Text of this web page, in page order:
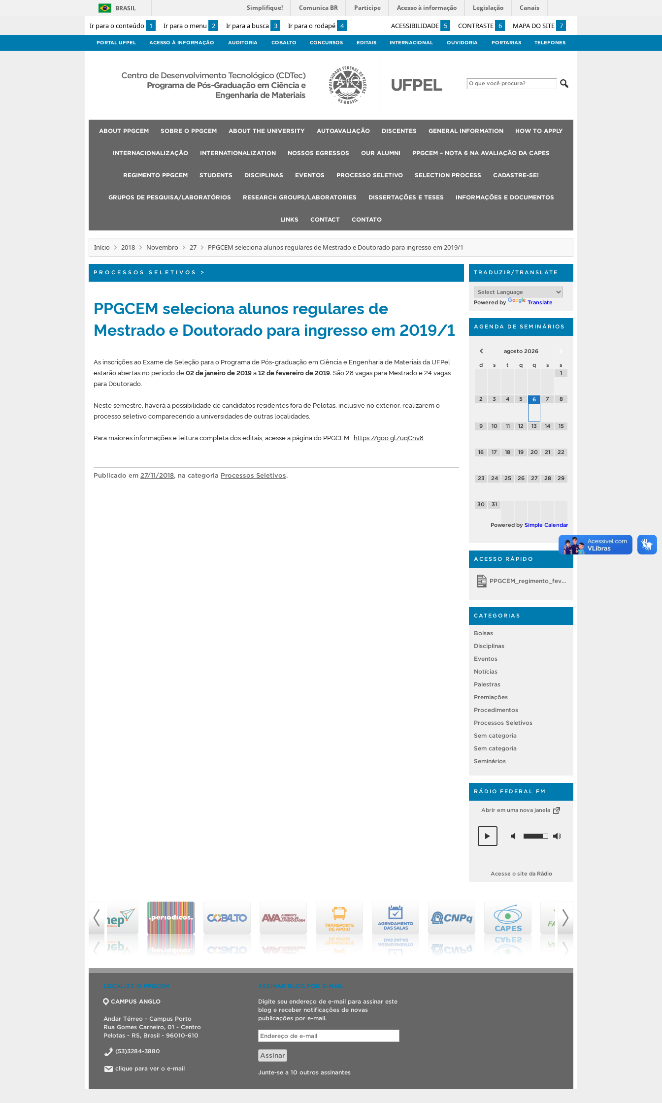
Ir para o conteúdo 1 Ir para o menu 2 Ir para a busca 3 Ir para o rodapé 4 ACESSIBILIDADE 5 CONTRASTE 6 MAPA DO SITE 7
BRASIL Simplifique! Comunica BR Participe Acesso à informação Legislação Canais
PORTAL UFPEL ACESSO À INFORMAÇÃO AUDITORIA COBALTO CONCURSOS EDITAIS INTERNACIONAL OUVIDORIA PORTARIAS TELEFONES
Centro de Desenvolvimento Tecnológico (CDTec)
Programa de Pós-Graduação em Ciência e
Engenharia de Materiais
ABOUT PPGCEM SOBRE O PPGCEM ABOUT THE UNIVERSITY AUTOAVALIAÇÃO DISCENTES GENERAL INFORMATION HOW TO APPLY
INTERNACIONALIZAÇÃO INTERNATIONALIZATION NOSSOS EGRESSOS OUR ALUMNI PPGCEM – NOTA 6 NA AVALIAÇÃO DA CAPES
REGIMENTO PPGCEM STUDENTS DISCIPLINAS EVENTOS PROCESSO SELETIVO SELECTION PROCESS CADASTRE-SE!
GRUPOS DE PESQUISA/LABORATÓRIOS RESEARCH GROUPS/LABORATORIES DISSERTAÇÕES E TESES INFORMAÇÕES E DOCUMENTOS
LINKS CONTACT CONTATO
Início 2018 Novembro 27 PPGCEM seleciona alunos regulares de Mestrado e Doutorado para ingresso em 2019/1
PROCESSOS SELETIVOS >
PPGCEM seleciona alunos regulares de
Mestrado e Doutorado para ingresso em 2019/1
As inscrições ao Exame de Seleção para o Programa de Pós-graduação em Ciência e Engenharia de Materiais da UFPel
estarão abertas no período de02 de janeiro de 2019a12 de fevereiro de 2019. São 28 vagas para Mestrado e 24 vagas
para Doutorado.
Neste semestre, haverá a possibilidade de candidatos residentes fora de Pelotas, inclusive no exterior, realizarem o
processo seletivo comparecendo a universidades de outras localidades.
Para maiores informações e leitura completa dos editais, acesse a página do PPGCEM: https://goo.gl/uqCnv8
Publicado em 27/11/2018, na categoria Processos Seletivos.
TRADUZIR/TRANSLATE
Powered by Translate
AGENDA DE SEMINÁRIOS
agosto 2026
d s t q q s
s
1
2 3 4 5 6 7 8
9 10 11 12 13 14 15
16 17 18 19 20 21 22
23 24 25 26 27 28 29
30 31
Powered by Simple Calendar
ACESSO RÁPIDO
PPGCEM_regimento_fevereiro 2018
CATEGORIAS
Bolsas
Disciplinas
Eventos
Notícias
Palestras
Premiações
Procedimentos
Processos Seletivos
Sem categoria
Sem categoria
Seminários
RÁDIO FEDERAL FM
Abrir em uma nova janela
Acesse o site da Rádio
LOCALIZE O PPGCEM
CAMPUS ANGLO
Andar Térreo - Campus Porto
Rua Gomes Carneiro, 01 - Centro
Pelotas - RS, Brasil - 96010-610
(53)3284-3880
clique para ver o e-mail
ASSINAR BLOG POR E-MAIL
Digite seu endereço de e-mail para assinar este
blog e receber notificações de novas
publicações por e-mail.
Endereço
de
e-
mail
Assinar
Junte-se a 10 outros assinantes